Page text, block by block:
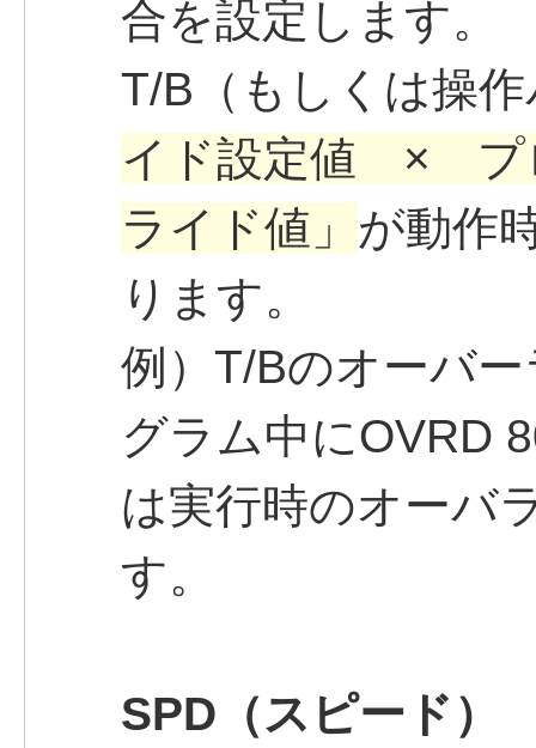
合を設定します。
T/B（もしくは操
イド設定値 × プ
ライド値」 が動作
ります。
例）T/Bのオーバ
グラム中にOVRD
は実行時のオーバ
す。
SPD（スピード）